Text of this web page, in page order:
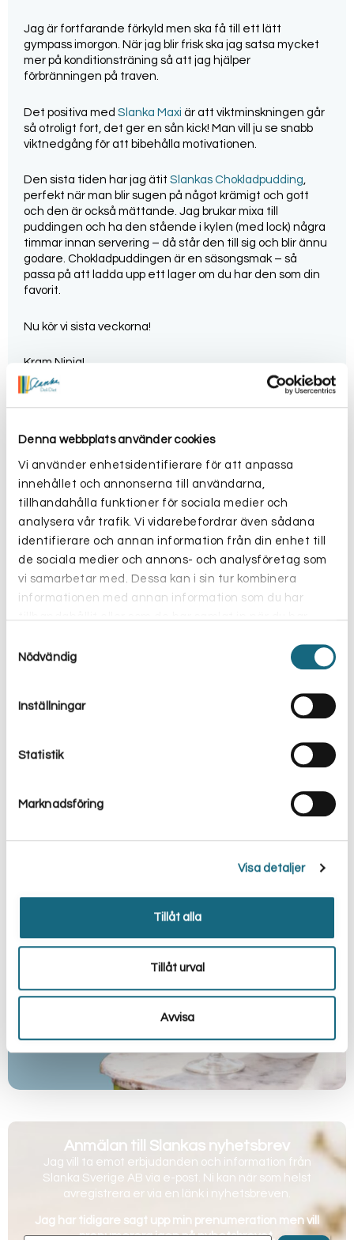
Denna webbplats använder cookies
Vi använder enhetsidentifierare för att anpassa
innehållet och annonserna till användarna,
tillhandahålla funktioner för sociala medier och
analysera vår trafik. Vi vidarebefordrar även sådana
identifierare och annan information från din enhet till
de sociala medier och annons- och analysföretag som
vi samarbetar med. Dessa kan i sin tur kombinera
informationen med annan information som du har
Nödvändig
Inställningar
Statistik
Marknadsföring
Visa detaljer
Tillåt alla
Tillåt urval
Avvisa
Jag är fortfarande förkyld men ska få till ett lätt
gympass imorgon. När jag blir frisk ska jag satsa mycket
mer på konditionsträning så att jag hjälper
förbränningen på traven.
Det positiva med Slanka Maxi är att viktminskningen går
så otroligt fort, det ger en sån kick! Man vill ju se snabb
viktnedgång för att bibehålla motivationen.
Den sista tiden har jag ätit Slankas Chokladpudding,
perfekt när man blir sugen på något krämigt och gott
och den är också mättande. Jag brukar mixa till
puddingen och ha den stående i kylen (med lock) några
timmar innan servering – då står den till sig och blir ännu
godare. Chokladpuddingen är en säsongsmak – så
passa på att ladda upp ett lager om du har den som din
favorit.
Nu kör vi sista veckorna!
Kram Ninja!
Viktminskning totalt: -7,4 kg
Startvikt: 87 kg
Anmälan till Slankas nyhetsbrev
Jag vill ta emot erbjudanden och information från
Slanka Sverige AB via e-post. Ni kan när som helst
avregistrera er via en länk i nyhetsbreven.
Jag har tidigare sagt upp min prenumeration men vill
prenumerera igen på nyhetsbrevet.